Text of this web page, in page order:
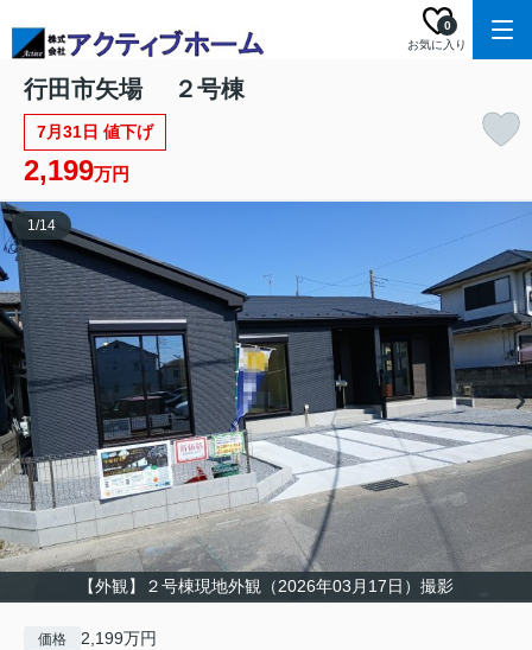
お気に入り
0
行田市矢場 ２号棟
7月31日 値下げ
2,199万円
【外観】２号棟現地外観（2026年03月17日）撮影
1/14
価格 2,199万円